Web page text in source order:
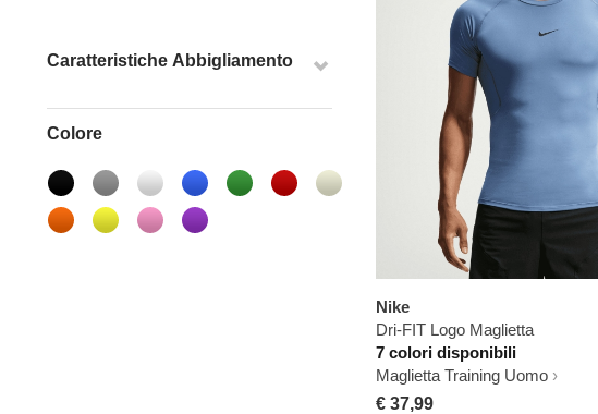
Caratteristiche Abbigliamento
Colore
Nike
Dri-FIT Logo Maglietta
7 colori disponibili
Maglietta Training Uomo
€ 37,99